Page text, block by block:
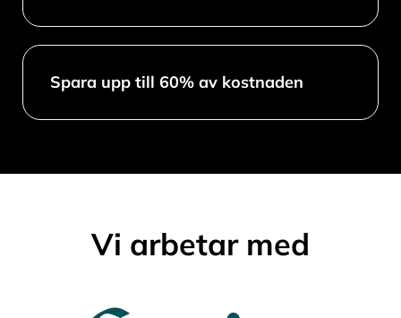
Spara upp till 60% av kostnaden
Vi arbetar med